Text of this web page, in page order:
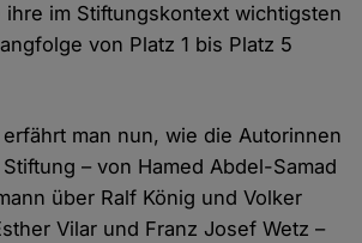
im Stiftungskontext wichtigsten
von Platz 1 bis Platz 5
man nun, wie die Autorinnen
– von Hamed Abdel-Samad
über Ralf König und Volker
Vilar und Franz Josef Wetz –